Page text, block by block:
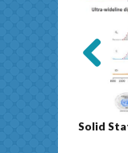
Solid